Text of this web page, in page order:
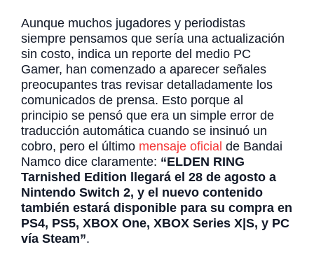
Aunque muchos jugadores y periodistas
siempre pensamos que sería una actualización
sin costo, indica un reporte del medio PC
Gamer, han comenzado a aparecer señales
preocupantes tras revisar detalladamente los
comunicados de prensa. Esto porque al
principio se pensó que era un simple error de
traducción automática cuando se insinuó un
cobro, pero el último mensaje oficial de Bandai
Namco dice claramente: “ELDEN RING
Tarnished Edition llegará el 28 de agosto a
Nintendo Switch 2, y el nuevo contenido
también estará disponible para su compra en
PS4, PS5, XBOX One, XBOX Series X|S, y PC
vía Steam”.